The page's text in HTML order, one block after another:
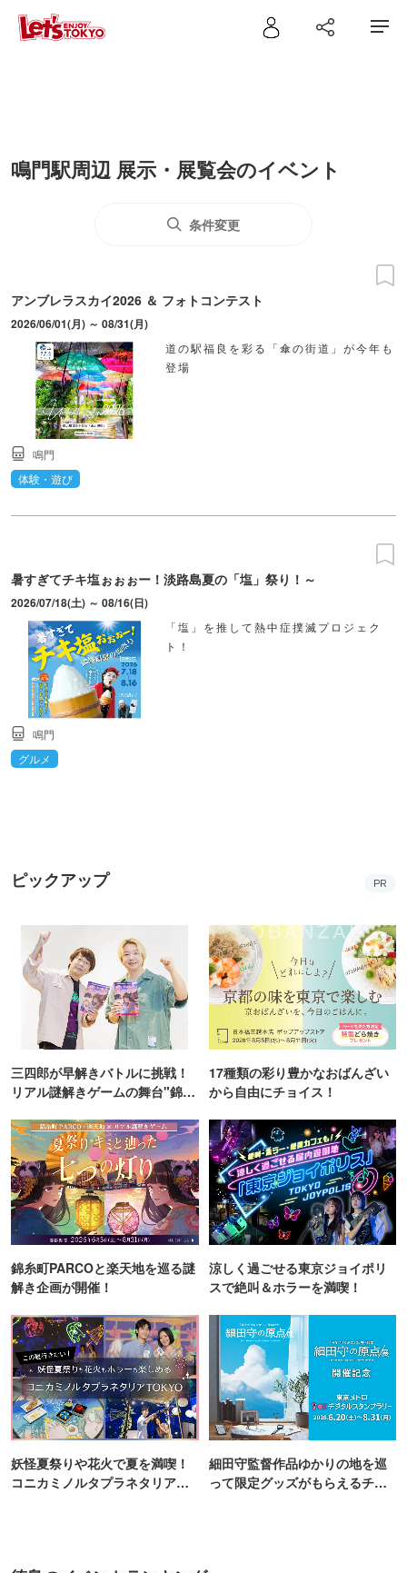
鳴門駅周辺 展示・展覧会のイベント
条件変更
アンブレラスカイ2026 ＆ フォトコンテスト
2026/06/01(月) ～ 08/31(月)
道の駅福良を彩る「傘の街道」が今年も
登場
鳴門
体験・遊び
暑すぎてチキ塩ぉぉぉー！淡路島夏の「塩」祭り！～
2026/07/18(土) ～ 08/16(日)
「塩」を推して熱中症撲滅プロジェク
ト！
鳴門
グルメ
ピックアップ PR
三四郎が早解きバトルに挑戦！
リアル謎解きゲームの舞台"錦糸
17種類の彩り豊かなおばんざい
から自由にチョイス！
錦糸町PARCOと楽天地を巡る謎
解き企画が開催！
涼しく過ごせる東京ジョイポリ
スで絶叫＆ホラーを満喫！
妖怪夏祭りや花火で夏を満喫！
コニカミノルタプラネタリア
細田守監督作品ゆかりの地を巡
って限定グッズがもらえるチャ